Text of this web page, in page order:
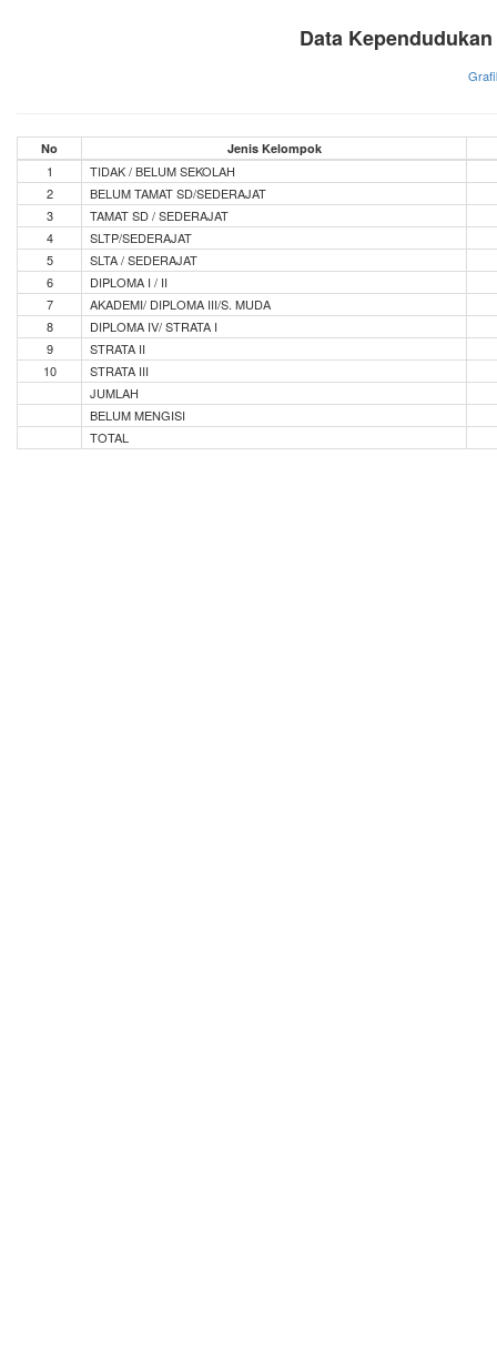
Data
No Jenis Kelompok
1
TIDAK / BELUM SEKOLAH
2
BELUM TAMAT SD/SEDERAJAT
3
TAMAT SD / SEDERAJAT
4
SLTP/SEDERAJAT
5
SLTA / SEDERAJAT
6
DIPLOMA I / II
7
AKADEMI/ DIPLOMA III/S. MUDA
8
DIPLOMA IV/ STRATA I
9
STRATA II
10
STRATA III
JUMLAH
BELUM MENGISI
TOTAL